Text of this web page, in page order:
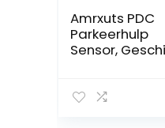
Amrxuts PDC
Parkeerhulp
Sensor,
W212 A207